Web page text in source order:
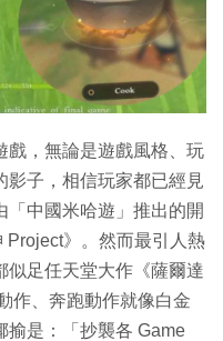
戲，無論是遊戲風格、玩
影子，相信玩家都已經見
「中國米哈遊」推出的開
Project》。然而最引人熱
似足任天堂大作《薩爾達
作、奔跑動作就像白金
揄是：「抄襲各 Game